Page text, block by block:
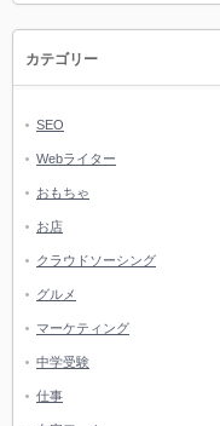
カテゴリー
SEO
Webライター
おもちゃ
お店
クラウドソーシング
グルメ
マーケティング
中学受験
仕事